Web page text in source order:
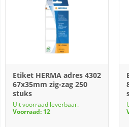
Etiket HERMA adres 4302
67x35mm zig-zag 250
stuks
Uit voorraad leverbaar.
Voorraad: 12